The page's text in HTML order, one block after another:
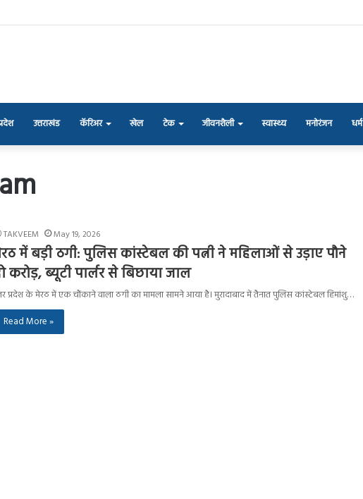
उत्तराखंड कॅरिअर खेल टेक जीवनशैली स्वास्थ्य मनोरंजन धर्म
TAKVEEM May 19, 2026
में बड़ी ठगी: पुलिस कांस्टेबल की पत्नी ने महिलाओं से उड़ाए पौने
करोड़, ब्यूटी पार्लर से बिछाया जाल
प्रदेश के मेरठ में एक चौंकाने वाला ठगी का मामला सामने आया है। मुरादाबाद में तैनात पुलिस कांस्टेबल हिमांशु…
Read More »